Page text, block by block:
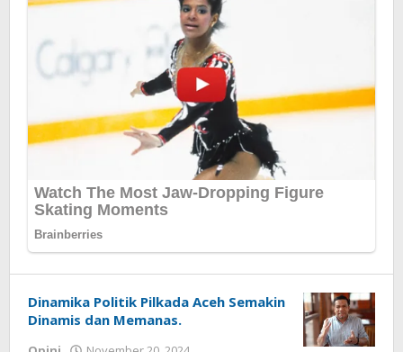
Dinamika Politik Pilkada Aceh Semakin
Dinamis dan Memanas.